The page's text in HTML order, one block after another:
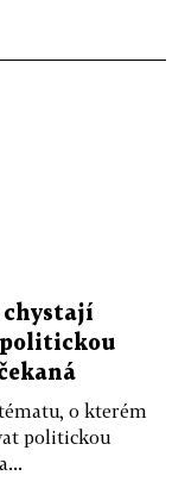
chystají
o kterém
politickou